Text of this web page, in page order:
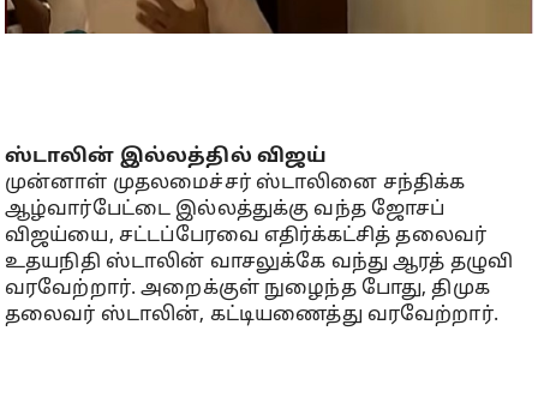
ஸ்டாலின் இல்லத்தில் விஜய்
முன்னாள் முதலமைச்சர் ஸ்டாலினை சந்திக்க
ஆழ்வார்பேட்டை இல்லத்துக்கு வந்த ஜோசப்
விஜய்யை, சட்டப்பேரவை எதிர்க்கட்சித் தலைவர்
உதயநிதி ஸ்டாலின் வாசலுக்கே வந்து ஆரத் தழுவி
வரவேற்றார். அறைக்குள் நுழைந்த போது, திமுக
தலைவர் ஸ்டாலின், கட்டியணைத்து வரவேற்றார்.